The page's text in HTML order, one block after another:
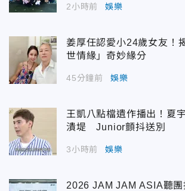
2小時前 娛樂
姜厚任認愛小24歲女友！
世情緣」奇妙緣分
45分鐘前 娛樂
王凱八點檔遺作播出！夏
潰堤 Junior顫抖送別
3小時前 娛樂
2026 JAM JAM ASIA聽團